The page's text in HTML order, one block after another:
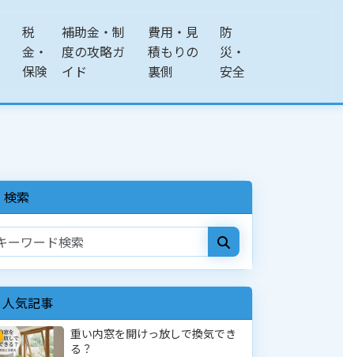
税
金・
保険
補助金・制
度の攻略ガ
イド
費用・見
積もりの
裏側
防
災・
安全
検索
人気記事
重い内窓を開けっ放しで換気でき
る？